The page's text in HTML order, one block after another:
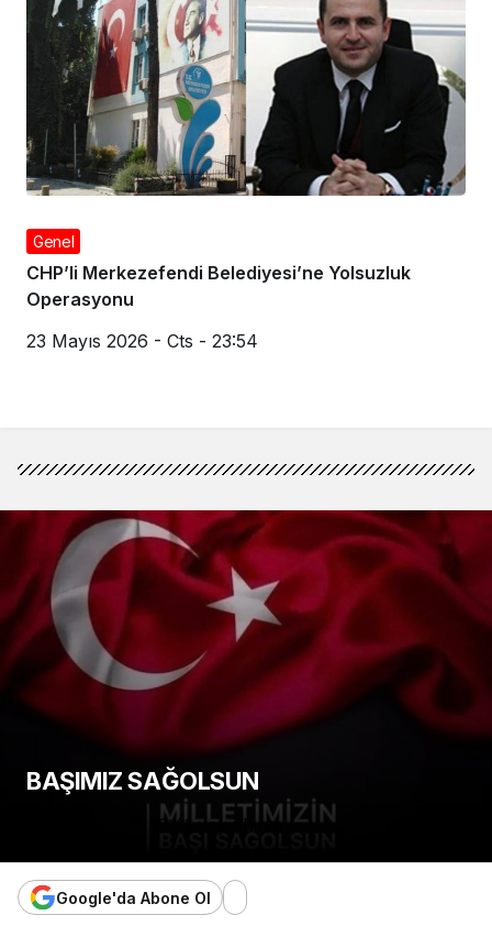
Genel
CHP’li Merkezefendi Belediyesi’ne Yolsuzluk
Operasyonu
23 Mayıs 2026 - Cts - 23:54
BAŞIMIZ SAĞOLSUN
13 Ocak 2024, 12:41 yayınlandı
Google'da Abone Ol